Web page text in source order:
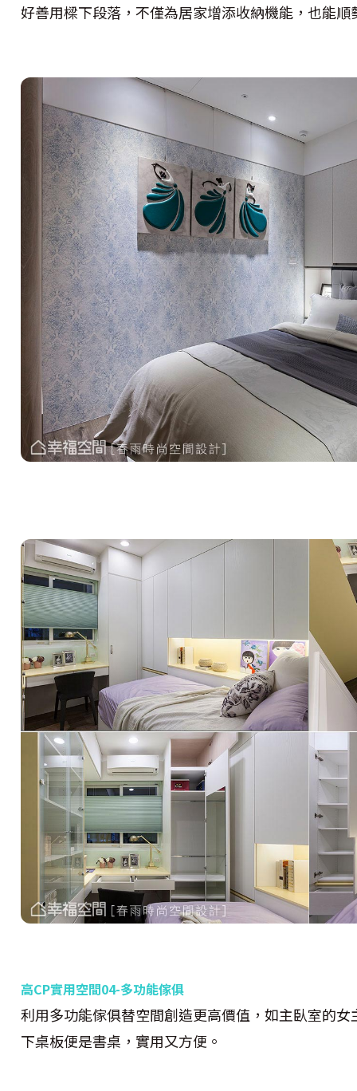
好善用樑下段落，不僅為居家增添收納機能，也能
高CP實用空間04-多功能傢俱
利用多功能傢俱替空間創造更高價值，如主臥室的
下桌板便是書桌，實用又方便。